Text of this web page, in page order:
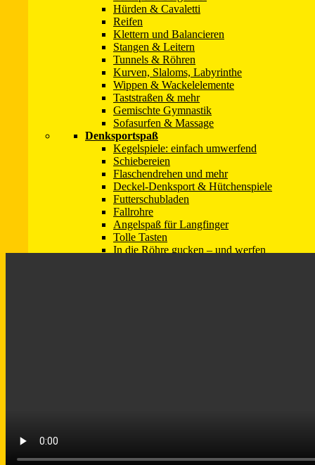
Hürden & Cavaletti
Reifen
Klettern und Balancieren
Stangen & Leitern
Tunnels & Röhren
Kurven, Slaloms, Labyrinthe
Wippen & Wackelelemente
Taststraßen & mehr
Gemischte Gymnastik
Sofasurfen & Massage
Denksportspaß
Kegelspiele: einfach umwerfend
Schiebereien
Flaschendrehen und mehr
Deckel-Denksport & Hütchenspiele
Futterschubladen
Fallrohre
Angelspaß für Langfinger
Tolle Tasten
In die Röhre gucken – und werfen
Das nachfolgende Video von Steffi, Amelie und Kalle